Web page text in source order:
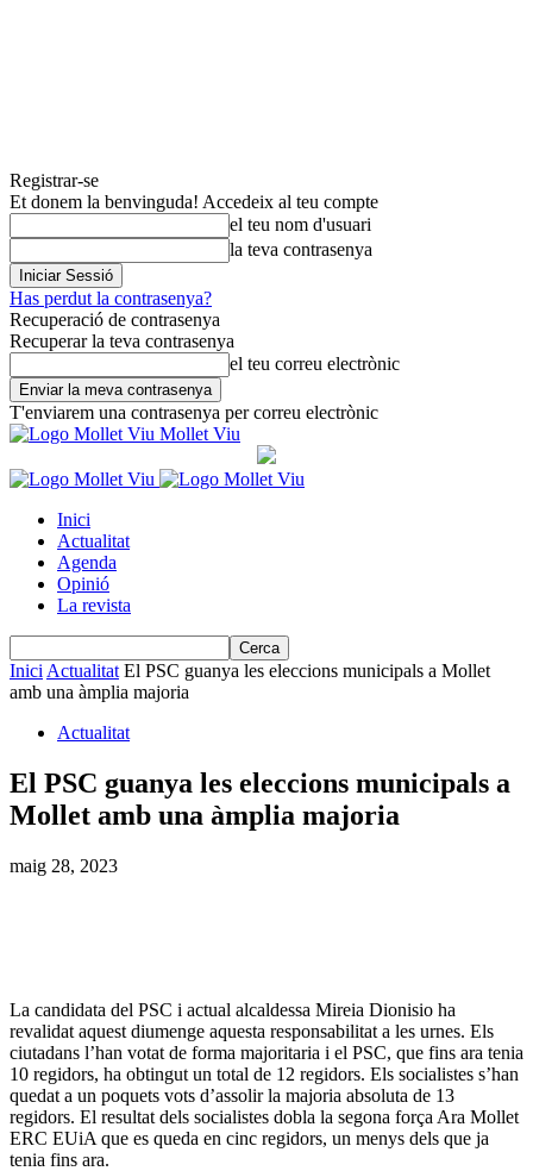
Registrar-se
Et donem la benvinguda! Accedeix al teu compte
el teu nom d'usuari
la teva contrasenya
Has perdut la contrasenya?
Recuperació de contrasenya
Recuperar la teva contrasenya
el teu correu electrònic
T'enviarem una contrasenya per correu electrònic
Mollet Viu
Inici
Actualitat
Agenda
Opinió
La revista
Inici Actualitat El PSC guanya les eleccions municipals a Mollet
amb una àmplia majoria
Actualitat
El PSC guanya les eleccions municipals a
Mollet amb una àmplia majoria
maig 28, 2023
La candidata del PSC i actual alcaldessa Mireia Dionisio ha
revalidat aquest diumenge aquesta responsabilitat a les urnes. Els
ciutadans l’han votat de forma majoritaria i el PSC, que fins ara tenia
10 regidors, ha obtingut un total de 12 regidors. Els socialistes s’han
quedat a un poquets vots d’assolir la majoria absoluta de 13
regidors. El resultat dels socialistes dobla la segona força Ara Mollet
ERC EUiA que es queda en cinc regidors, un menys dels que ja
tenia fins ara.